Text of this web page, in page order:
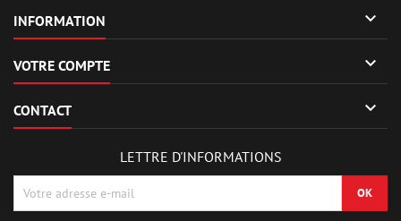
INFORMATION 
VOTRE COMPTE 
CONTACT 
LETTRE D'INFORMATIONS